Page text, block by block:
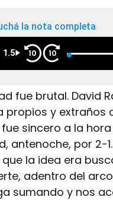
la nota completa
1.5 10 10
fue brutal. David
propios y extraños
sincero a la
antenoche, por 2-
la idea era
adentro del
sumando y nos